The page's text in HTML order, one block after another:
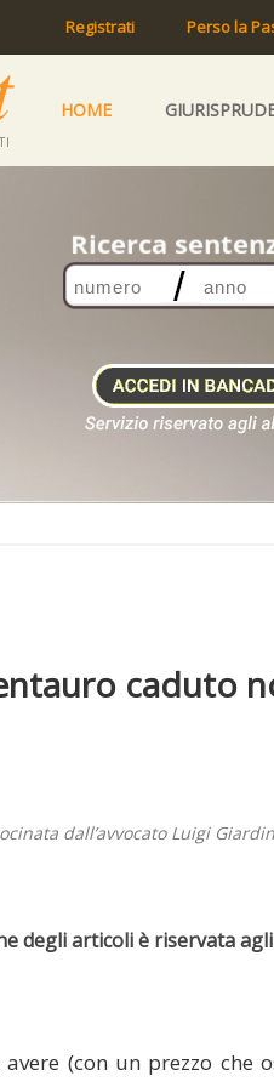
Registrati Perso la
HOME
caduto
dall’avvocato Luigi
degli articoli è riservata
(con un prezzo che